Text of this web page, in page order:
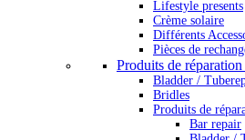
Lifestyle presents
Crème solaire
Différents
Pièces de
Produits de
Bladder /
Bridles
Produits de
Bar repair